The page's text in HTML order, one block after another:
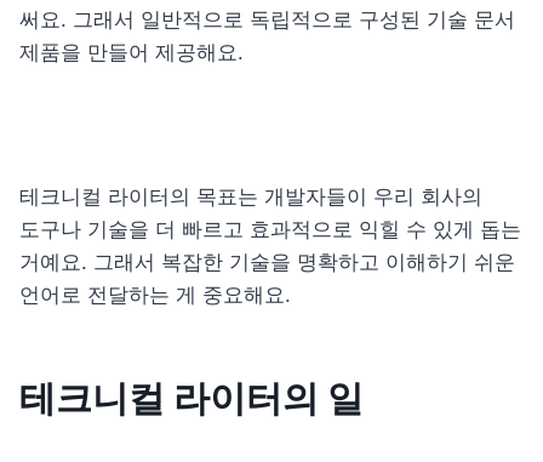
써요. 그래서 일반적으로 독립적으로 구성된 기술 문서
제품을 만들어 제공해요.
테크니컬 라이터의 목표는 개발자들이 우리 회사의
도구나 기술을 더 빠르고 효과적으로 익힐 수 있게 돕는
거예요. 그래서 복잡한 기술을 명확하고 이해하기 쉬운
언어로 전달하는 게 중요해요.
테크니컬 라이터의 일